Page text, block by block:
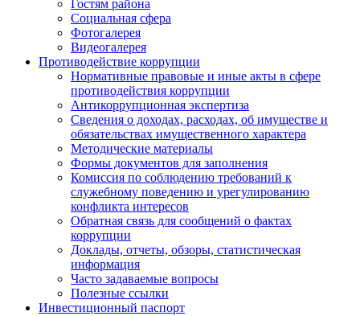
Гостям района
Социальная сфера
Фотогалерея
Видеогалерея
Противодействие коррупции
Нормативные правовые и иные акты в сфере
противодействия коррупции
Антикоррупционная экспертиза
Сведения о доходах, расходах, об имуществе и
обязательствах имущественного характера
Методические материалы
Формы документов для заполнения
Комиссия по соблюдению требований к
служебному поведению и урегулированию
конфликта интересов
Обратная связь для сообщений о фактах
коррупции
Доклады, отчеты, обзоры, статистическая
информация
Часто задаваемые вопросы
Полезные ссылки
Инвестиционный паспорт